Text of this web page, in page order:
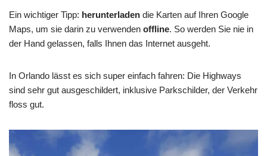
Ein wichtiger Tipp: herunterladen die Karten auf Ihren Google
Maps, um sie darin zu verwenden offline. So werden Sie nie in
der Hand gelassen, falls Ihnen das Internet ausgeht.
In Orlando lässt es sich super einfach fahren: Die Highways
sind sehr gut ausgeschildert, inklusive Parkschilder, der Verkehr
floss gut.